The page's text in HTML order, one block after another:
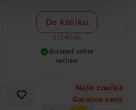
Do košíku
3,12 Kč/ ks
dostupné online
načítám
Naše značka
Garance ceny